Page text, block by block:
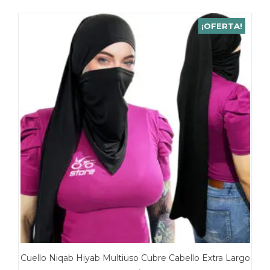
variantes.
Las
opciones
se
en
página
producto
¡OFERTA!
Cuello Niqab Hiyab Multiuso Cubre Cabello Extra Largo